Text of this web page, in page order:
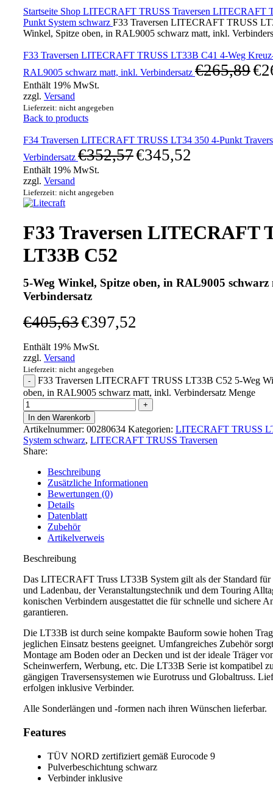
Startseite Shop LITECRAFT TRUSS Traversen LITECRAFT
Punkt System schwarz F33 Traversen LITECRAFT TRUSS
Winkel, Spitze oben, in RAL9005 schwarz matt, inkl.
F33 Traversen LITECRAFT TRUSS LT33B C41 4-Weg
RAL9005 schwarz matt, inkl. Verbindersatz €265,89€
Enthält 19% MwSt.
zzgl. Versand
Lieferzeit: nicht angegeben
Back to products
F34 Traversen LITECRAFT TRUSS LT34 350 4-Punkt
Verbindersatz €352,57€345,52
Enthält 19% MwSt.
zzgl. Versand
Lieferzeit: nicht angegeben
F33 Traversen LITECRAFT
LT33B C52
5-Weg Winkel, Spitze oben, in RAL9005
Verbindersatz
€405,63€397,52
Enthält 19% MwSt.
zzgl. Versand
Lieferzeit: nicht angegeben
F33 Traversen LITECRAFT TRUSS LT33B C52 5-Weg
oben, in RAL9005 schwarz matt, inkl. Verbindersatz Menge
In den Warenkorb
Artikelnummer: 00280634 Kategorien: LITECRAFT TRUSS
System schwarz, LITECRAFT TRUSS Traversen
Share:
Beschreibung
Zusätzliche Informationen
Bewertungen (0)
Details
Datenblatt
Zubehör
Artikelverweis
Beschreibung
Das LITECRAFT Truss LT33B System gilt als der Standard für
und Ladenbau, der Veranstaltungstechnik und dem Touring
konischen Verbindern ausgestattet die für schnelle und sichere
garantieren.
Die LT33B ist durch seine kompakte Bauform sowie hohen
jeglichen Einsatz bestens geeignet. Umfangreiches Zubehör
Montage am Boden oder an Decken und ist der ideale Träger
Scheinwerfern, Werbung, etc. Die LT33B Serie ist kompatibel
gängigen Traversensystemen wie Eurotruss und Globaltruss.
erfolgen inklusive Verbinder.
Alle Sonderlängen und -formen nach ihren Wünschen lieferbar.
Features
TÜV NORD zertifiziert gemäß Eurocode 9
Pulverbeschichtung schwarz
Verbinder inklusive